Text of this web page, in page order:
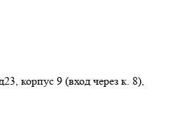
корпус 9 (вход через к. 8),